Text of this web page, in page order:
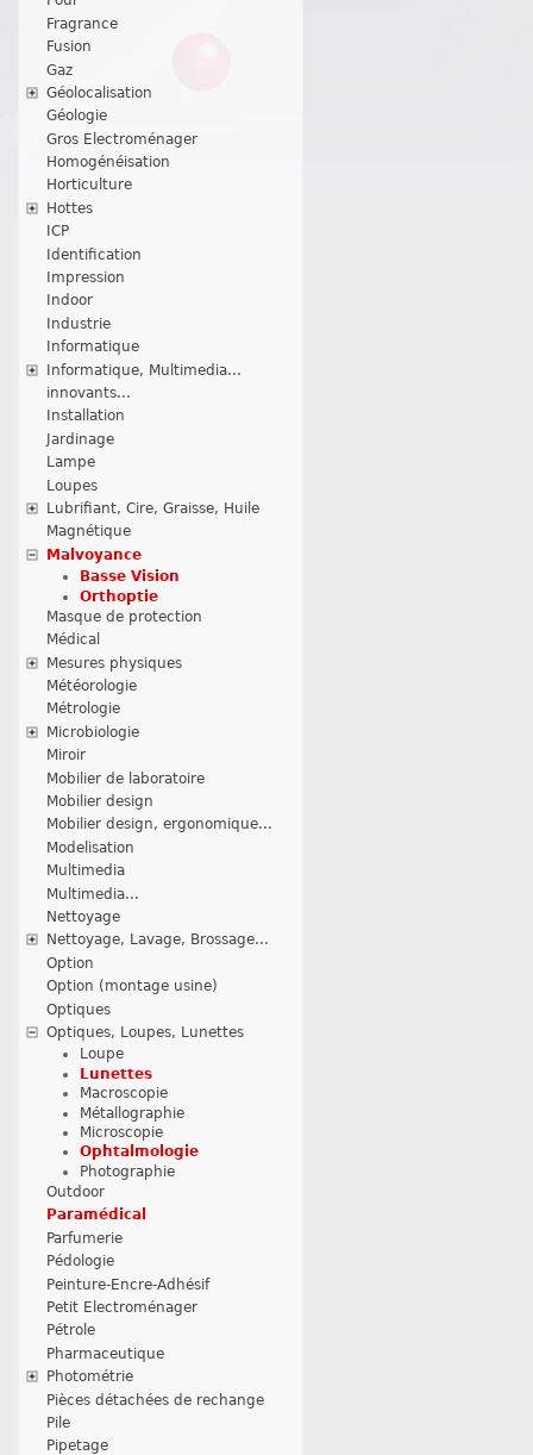
Fragrance
Fusion
Gaz
Géolocalisation
Géologie
Gros Electroménager
Homogénéisation
Horticulture
Hottes
ICP
Identification
Impression
Indoor
Industrie
Informatique
Informatique, Multimedia...
innovants...
Installation
Jardinage
Lampe
Loupes
Lubrifiant, Cire, Graisse, Huile
Magnétique
Malvoyance
Basse Vision
Orthoptie
Masque de protection
Médical
Mesures physiques
Météorologie
Métrologie
Microbiologie
Miroir
Mobilier de laboratoire
Mobilier design
Mobilier design, ergonomique...
Modelisation
Multimedia
Multimedia...
Nettoyage
Nettoyage, Lavage, Brossage...
Option
Option (montage usine)
Optiques
Optiques, Loupes, Lunettes
Loupe
Lunettes
Macroscopie
Métallographie
Microscopie
Ophtalmologie
Photographie
Outdoor
Paramédical
Parfumerie
Pédologie
Peinture-Encre-Adhésif
Petit Electroménager
Pétrole
Pharmaceutique
Photométrie
Pièces détachées de rechange
Pile
Pipetage